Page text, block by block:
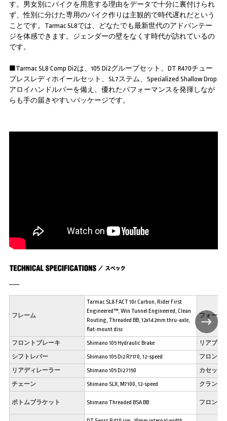
す。男女別にバイクを用意する理由をデータで十分に裏付けられ
ず、性別に分けた専用のバイク作りは主観的で時代遅れだという
ことです。Tarmac SL8では、どなたでも最新世代のアドバンテー
ジを体感できます。ジェンダーの壁をなくす時代が訪れているの
です。
■Tarmac SL8 Comp Di2は、105 Di2グループセット、DT R470チュー
ブレスレディホイールセット、SL7ステム、Specialized Shallow Drop
アロイハンドルバーを備え、優れたパフォーマンスを発揮しなが
らも手の届きやすいパッケージです。
フレーム
Tarmac SL8 FACT 10r Carbon, Rider First
Engineered™, Win Tunnel Engineered, Clean
Routing, Threaded BB, 12x142mm thru-axle,
flat-mount disc
フォーク
フロントブレーキ Shimano 105 Hydraulic Brake リアブレ
シフトレバー Shimano 105 Di2 R7170, 12-speed フロント
リアディレーラー Shimano 105 Di2 7150 カセット
チェーン Shimano SLX, M7100, 12-speed クランク
ボトムブラケット Shimano Threaded BSA BB フロント